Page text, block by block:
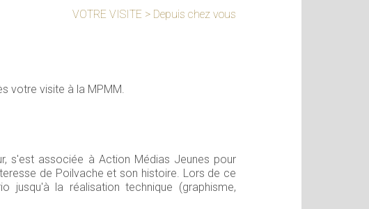
VOTRE VISITE > Depuis chez vous
votre visite à la MPMM.
s'est associée à Action Médias Jeunes pour
de Poilvache et son histoire. Lors de ce
jusqu'à la réalisation technique (graphisme,